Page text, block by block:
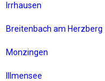
Irrhausen
Breitenbach am Herzberg
Monzingen
Illmensee